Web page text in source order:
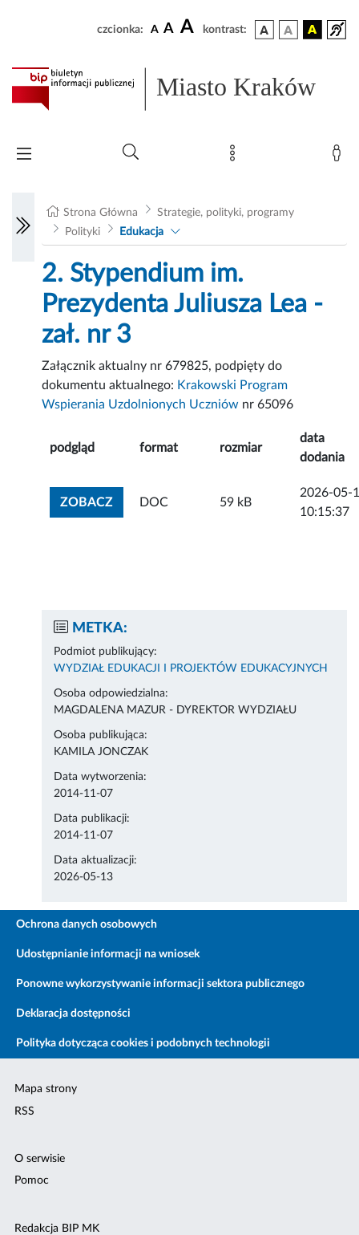
czcionka: A A A kontrast:
Miasto Kraków
Strona Główna
Strategie, polityki, programy
Polityki
Edukacja
2. Stypendium im.
Prezydenta Juliusza Lea -
zał. nr 3
Załącznik aktualny nr 679825, podpięty do
dokumentu aktualnego: Krakowski Program
Wspierania Uzdolnionych Uczniów nr 65096
podgląd format rozmiar
data
dodania
ZOBACZZOBACZ ZAŁĄCZNIK
DOC 59 kB
2026-05-
10:15:37
METKA:
Podmiot publikujący:
WYDZIAŁ EDUKACJI I PROJEKTÓW EDUKACYJNYCH
Osoba odpowiedzialna:
MAGDALENA MAZUR - DYREKTOR WYDZIAŁU
Osoba publikująca:
KAMILA JONCZAK
Data wytworzenia:
2014-11-07
Data publikacji:
2014-11-07
Data aktualizacji:
2026-05-13
Ochrona danych osobowych
Udostępnianie informacji na wniosek
Ponowne wykorzystywanie informacji sektora publicznego
Deklaracja dostępności
Polityka dotycząca cookies i podobnych technologii
Mapa strony
RSS
O serwisie
Pomoc
Redakcja BIP MK